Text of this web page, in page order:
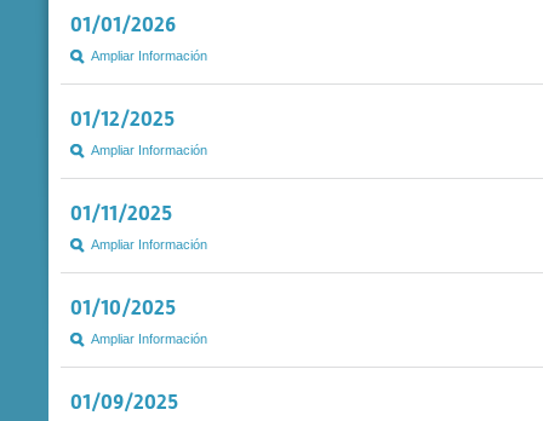
01/01/2026
Ampliar Información
01/12/2025
Ampliar Información
01/11/2025
Ampliar Información
01/10/2025
Ampliar Información
01/09/2025